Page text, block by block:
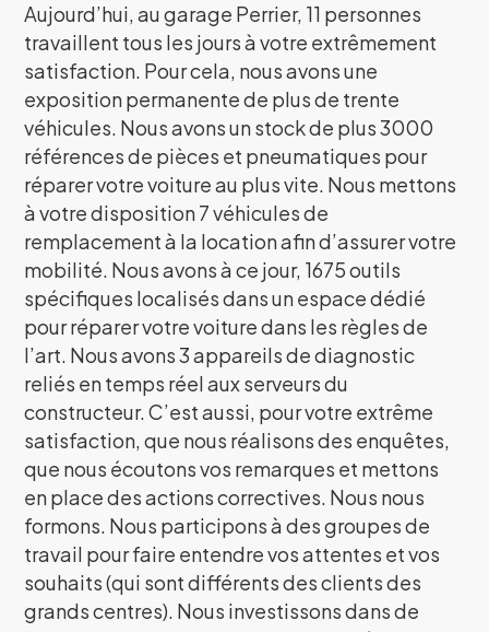
Aujourd’hui, au garage Perrier, 11 personnes
travaillent tous les jours à votre extrêmement
satisfaction. Pour cela, nous avons une
exposition permanente de plus de trente
véhicules. Nous avons un stock de plus 3000
références de pièces et pneumatiques pour
réparer votre voiture au plus vite. Nous mettons
à votre disposition 7 véhicules de
remplacement à la location afin d’assurer votre
mobilité. Nous avons à ce jour, 1675 outils
spécifiques localisés dans un espace dédié
pour réparer votre voiture dans les règles de
l’art. Nous avons 3 appareils de diagnostic
reliés en temps réel aux serveurs du
constructeur. C’est aussi, pour votre extrême
satisfaction, que nous réalisons des enquêtes,
que nous écoutons vos remarques et mettons
en place des actions correctives. Nous nous
formons. Nous participons à des groupes de
travail pour faire entendre vos attentes et vos
souhaits (qui sont différents des clients des
grands centres). Nous investissons dans de